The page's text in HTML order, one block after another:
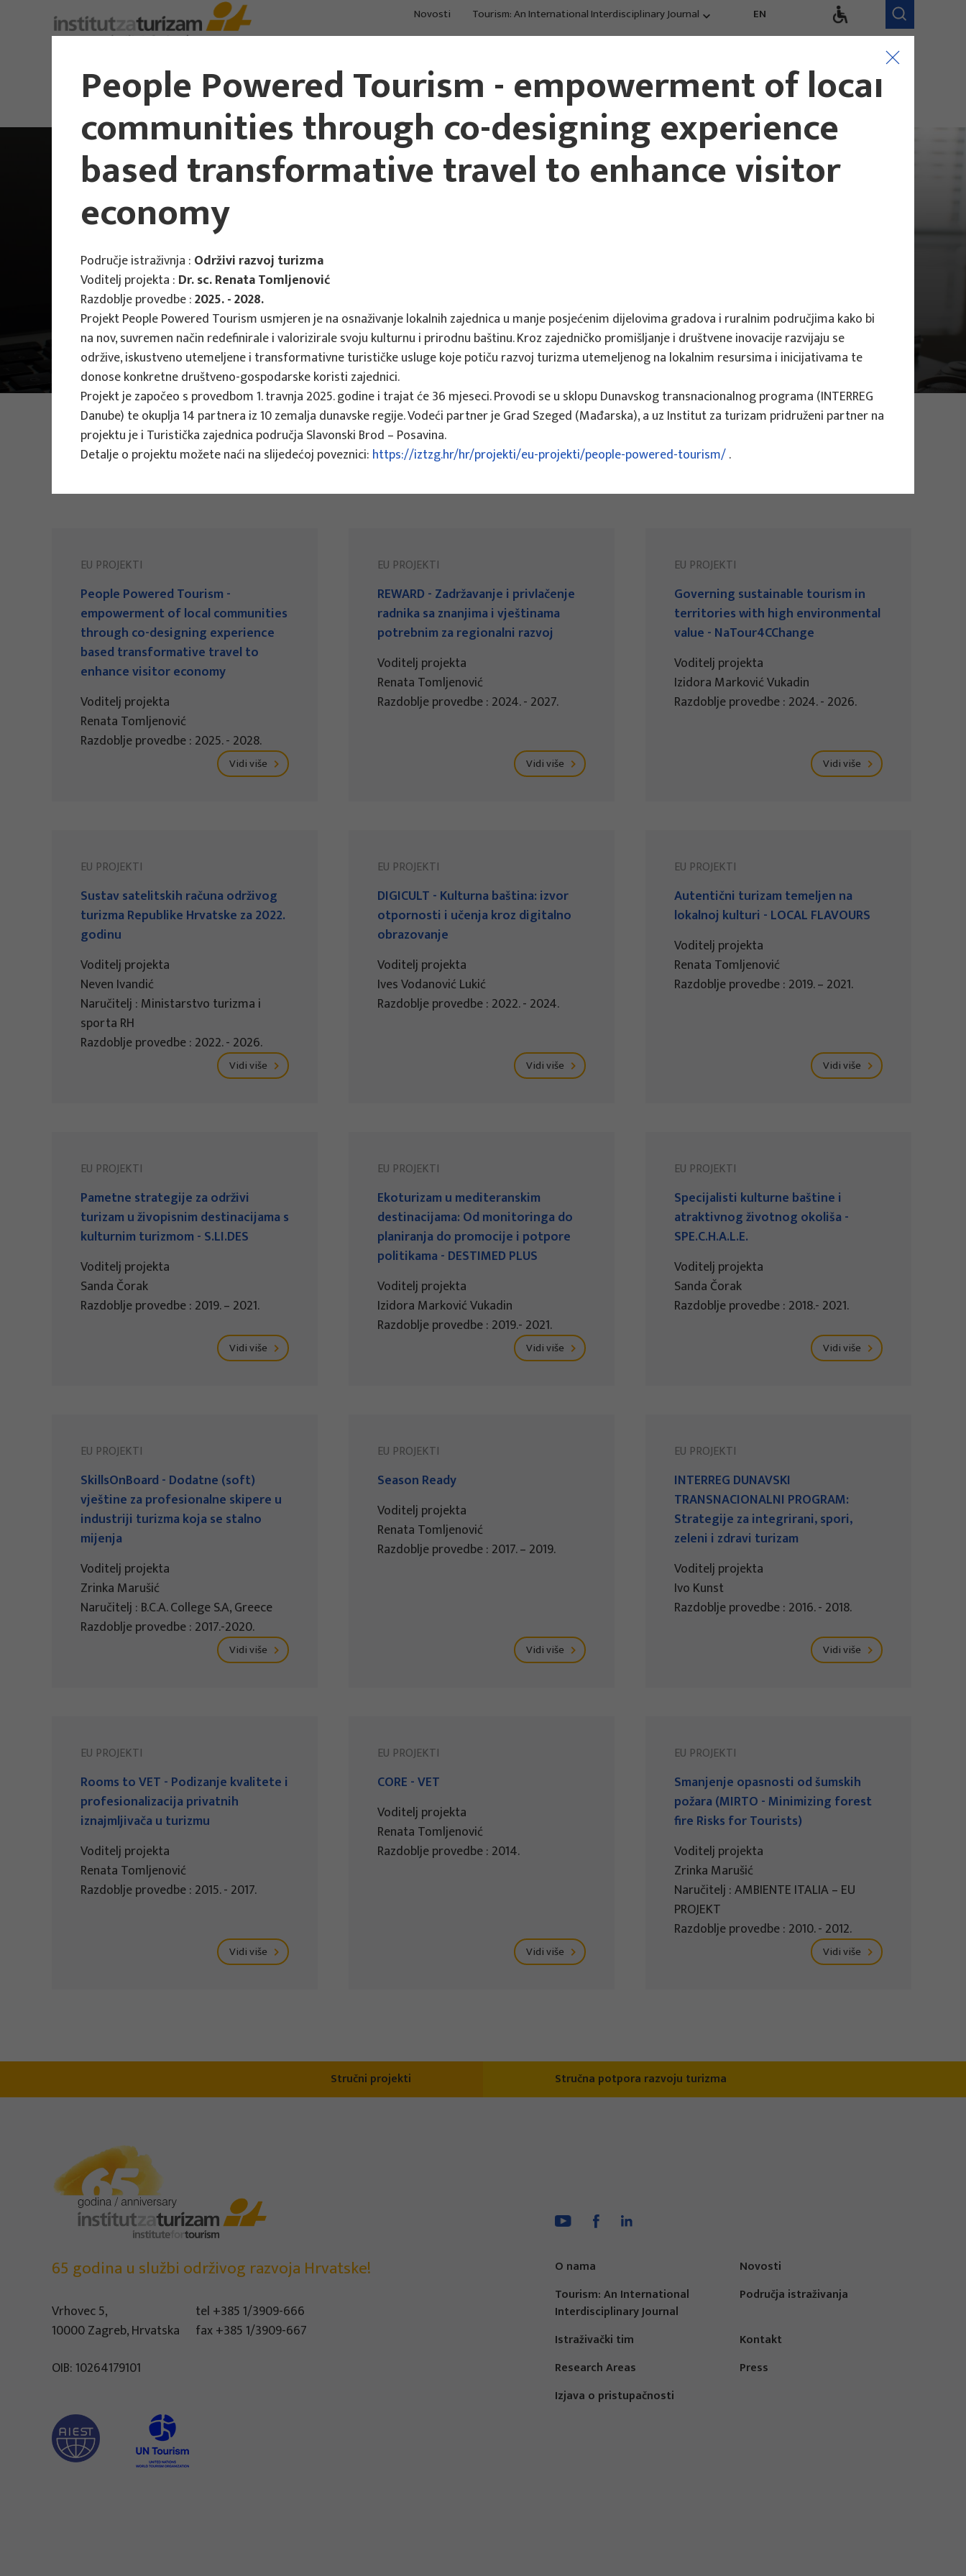
Novosti Tourism: An International Interdisciplinary Journal EN
Istraživanje i
konzalting u turizmu
Procjene, strategije,
međuodnosi
Konkurentnost,
trendovi, evaluacija
Istraživački tim
Naši zaposlenici
Projekti EU projekti
FOTO:ILUSTRATIVNA FOTOGRAFIJA
Projekti
EU PROJEKTI
People Powered Tourism -
empowerment of local communities
through co-designing experience
based transformative travel to
enhance visitor economy
Voditelj projekta
Renata Tomljenović
Razdoblje provedbe : 2025. - 2028.
Vidi više
EU PROJEKTI
REWARD - Zadržavanje i privlačenje
radnika sa znanjima i vještinama
potrebnim za regionalni razvoj
Voditelj projekta
Renata Tomljenović
Razdoblje provedbe : 2024. - 2027.
Vidi više
EU PROJEKTI
Governing sustainable tourism in
territories with high environmental
value - NaTour4CChange
Voditelj projekta
Izidora Marković Vukadin
Razdoblje provedbe : 2024. - 2026.
Vidi više
EU PROJEKTI
Sustav satelitskih računa održivog
turizma Republike Hrvatske za 2022.
godinu
Voditelj projekta
Neven Ivandić
Naručitelj : Ministarstvo turizma i
sporta RH
Razdoblje provedbe : 2022. - 2026.
Vidi više
EU PROJEKTI
DIGICULT - Kulturna baština: izvor
otpornosti i učenja kroz digitalno
obrazovanje
Voditelj projekta
Ives Vodanović Lukić
Razdoblje provedbe : 2022. - 2024.
Vidi više
EU PROJEKTI
Autentični turizam temeljen na
lokalnoj kulturi - LOCAL FLAVOURS
Voditelj projekta
Renata Tomljenović
Razdoblje provedbe : 2019. – 2021.
Vidi više
EU PROJEKTI
Pametne strategije za održivi
turizam u živopisnim destinacijama s
kulturnim turizmom - S.LI.DES
Voditelj projekta
Sanda Čorak
Razdoblje provedbe : 2019. – 2021.
Vidi više
EU PROJEKTI
Ekoturizam u mediteranskim
destinacijama: Od monitoringa do
planiranja do promocije i potpore
politikama - DESTIMED PLUS
Voditelj projekta
Izidora Marković Vukadin
Razdoblje provedbe : 2019.- 2021.
Vidi više
EU PROJEKTI
Specijalisti kulturne baštine i
atraktivnog životnog okoliša -
SPE.C.H.A.L.E.
Voditelj projekta
Sanda Čorak
Razdoblje provedbe : 2018.- 2021.
Vidi više
EU PROJEKTI
SkillsOnBoard - Dodatne (soft)
vještine za profesionalne skipere u
industriji turizma koja se stalno
mijenja
Voditelj projekta
Zrinka Marušić
Naručitelj : B.C.A. College S.A, Greece
Razdoblje provedbe : 2017.-2020.
Vidi više
EU PROJEKTI
Season Ready
Voditelj projekta
Renata Tomljenović
Razdoblje provedbe : 2017. – 2019.
Vidi više
EU PROJEKTI
INTERREG DUNAVSKI
TRANSNACIONALNI PROGRAM:
Strategije za integrirani, spori,
zeleni i zdravi turizam
Voditelj projekta
Ivo Kunst
Razdoblje provedbe : 2016. - 2018.
Vidi više
EU PROJEKTI
Rooms to VET - Podizanje kvalitete i
profesionalizacija privatnih
iznajmljivača u turizmu
Voditelj projekta
Renata Tomljenović
Razdoblje provedbe : 2015. - 2017.
Vidi više
EU PROJEKTI
CORE - VET
Voditelj projekta
Renata Tomljenović
Razdoblje provedbe : 2014.
Vidi više
EU PROJEKTI
Smanjenje opasnosti od šumskih
požara (MIRTO - Minimizing forest
fire Risks for Tourists)
Voditelj projekta
Zrinka Marušić
Naručitelj : AMBIENTE ITALIA – EU
PROJEKT
Razdoblje provedbe : 2010. - 2012.
Vidi više
People Powered Tourism - empowerment of local
communities through co-designing experience
based transformative travel to enhance visitor
economy
Područje istraživnja : Održivi razvoj turizma
Voditelj projekta : Dr. sc. Renata Tomljenović
Razdoblje provedbe :2025. - 2028.
Projekt People Powered Tourism usmjeren je na osnaživanje lokalnih zajednica u manje posjećenim dijelovima gradova i ruralnim područjima kako bi
na nov, suvremen način redefinirale i valorizirale svoju kulturnu i prirodnu baštinu. Kroz zajedničko promišljanje i društvene inovacije razvijaju se
održive, iskustveno utemeljene i transformativne turističke usluge koje potiču razvoj turizma utemeljenog na lokalnim resursima i inicijativama te
donose konkretne društveno-gospodarske koristi zajednici.
Projekt je započeo s provedbom 1. travnja 2025. godine i trajat će 36 mjeseci. Provodi se u sklopu Dunavskog transnacionalnog programa (INTERREG
Danube) te okuplja 14 partnera iz 10 zemalja dunavske regije. Vodeći partner je Grad Szeged (Mađarska), a uz Institut za turizam pridruženi partner na
projektu je i Turistička zajednica područja Slavonski Brod – Posavina.
Detalje o projektu možete naći na slijedećoj poveznici: https://iztzg.hr/hr/projekti/eu-projekti/people-powered-tourism/.
Stručni projekti Stručna potpora razvoju turizma
65 godina u službi održivog razvoja Hrvatske!
Vrhovec 5,
10000 Zagreb, Hrvatska
tel +385 1/3909-666
fax +385 1/3909-667
OIB: 10264179101
O nama
Novosti
Tourism: An International
Interdisciplinary Journal
Područja istraživanja
Istraživački tim
Kontakt
Research Areas
Press
Izjava o pristupačnosti